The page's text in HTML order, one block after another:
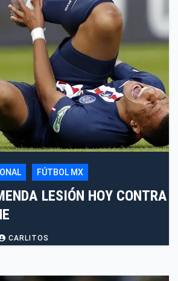
FÚTBOL MX
LESIÓN HOY CONTRA
CARLITOS